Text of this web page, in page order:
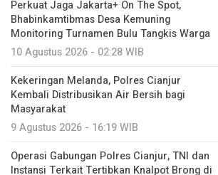
Perkuat Jaga Jakarta+ On The Spot,
Bhabinkamtibmas Desa Kemuning
Monitoring Turnamen Bulu Tangkis Warga
10 Agustus 2026 - 02:28 WIB
Kekeringan Melanda, Polres Cianjur
Kembali Distribusikan Air Bersih bagi
Masyarakat
9 Agustus 2026 - 16:19 WIB
Operasi Gabungan Polres Cianjur, TNI dan
Instansi Terkait Tertibkan Knalpot Brong di